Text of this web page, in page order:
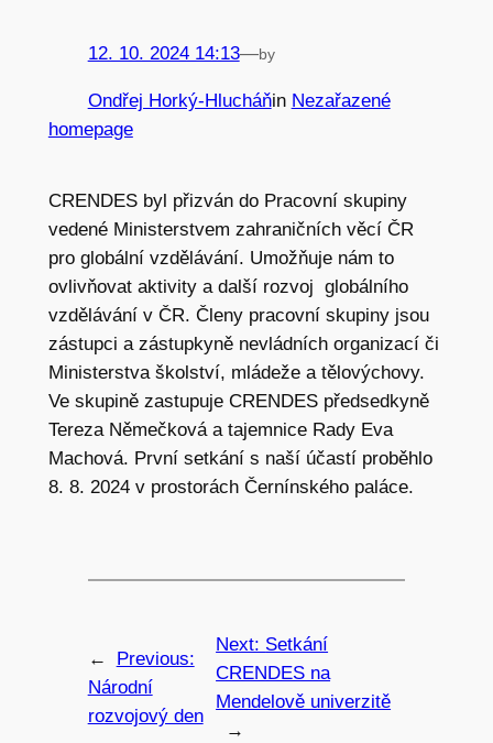
12. 10. 2024 14:13—by
Ondřej Horký-Hlucháňin Nezařazené
homepage
CRENDES byl přizván do Pracovní skupiny
vedené Ministerstvem zahraničních věcí ČR
pro globální vzdělávání. Umožňuje nám to
ovlivňovat aktivity a další rozvoj globálního
vzdělávání v ČR. Členy pracovní skupiny jsou
zástupci a zástupkyně nevládních organizací či
Ministerstva školství, mládeže a tělovýchovy.
Ve skupině zastupuje CRENDES předsedkyně
Tereza Němečková a tajemnice Rady Eva
Machová. První setkání s naší účastí proběhlo
8. 8. 2024 v prostorách Černínského paláce.
←
Previous:
Národní
rozvojový den
Next: Setkání
CRENDES na
Mendelově univerzitě
→